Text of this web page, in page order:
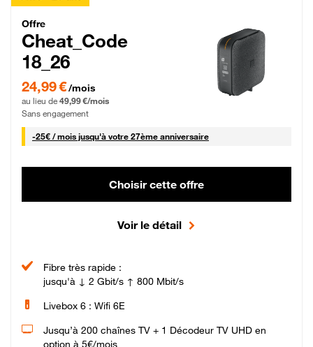
Cheat_Code Fibre_18_26
Offre
Cheat_Code
18_26
24,99 € par mois pendant 0 mois puis 49,99 € par mois, Sans engagement
24,99 €/mois
au lieu de 49,99 €/mois
Sans engagement
-25€ / mois25 € par mois
jusqu'à votre 27ème anniversaire
Choisir cette offre
Voir le détail
Fibre très rapide :
jusqu'à ↓ 2 Gbit/s ↑ 800 Mbit/s
Livebox 6 : Wifi 6E
Jusqu’à 200 chaînes TV + 1 Décodeur TV UHD en
option à 5€/mois